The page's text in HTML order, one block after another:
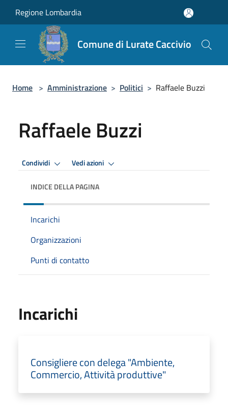
Regione Lombardia
Comune di Lurate Caccivio
Home > Amministrazione > Politici > Raffaele Buzzi
Raffaele Buzzi
Condividi Vedi azioni
INDICE DELLA PAGINA
Incarichi
Organizzazioni
Punti di contatto
Incarichi
Consigliere con delega "Ambiente,
Commercio, Attività produttive"